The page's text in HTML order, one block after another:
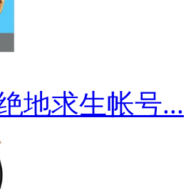
地求生帐号...